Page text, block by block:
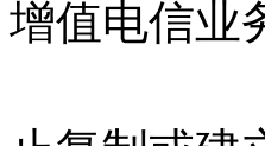
增值电信业